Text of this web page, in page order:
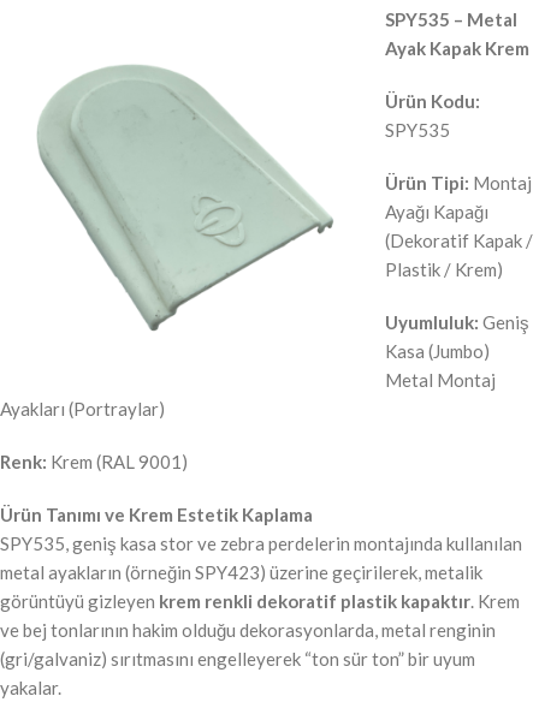
SPY535 – Metal
Ayak Kapak Krem
Ürün Kodu:
SPY535
Ürün Tipi: Montaj
Ayağı Kapağı
(Dekoratif Kapak /
Plastik / Krem)
Uyumluluk: Geniş
Kasa (Jumbo)
Metal Montaj
Ayakları (Portraylar)
Renk: Krem (RAL 9001)
Ürün Tanımı ve Krem Estetik Kaplama
SPY535, geniş kasa stor ve zebra perdelerin montajında kullanılan
metal ayakların (örneğin SPY423) üzerine geçirilerek, metalik
görüntüyü gizleyen krem renkli dekoratif plastik kapaktır. Krem
ve bej tonlarının hakim olduğu dekorasyonlarda, metal renginin
(gri/galvaniz) sırıtmasını engelleyerek “ton sür ton” bir uyum
yakalar.